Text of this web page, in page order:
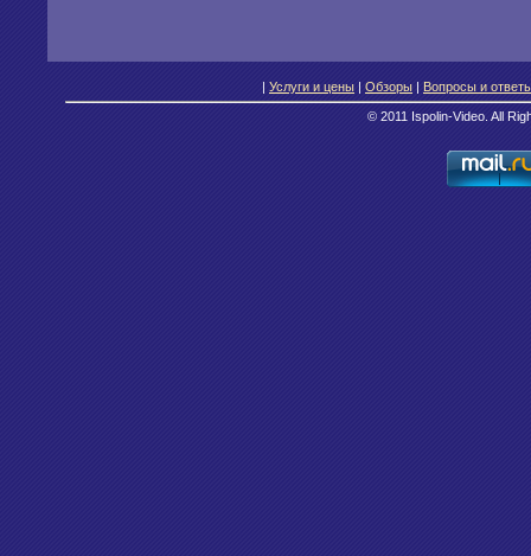
| Услуги и цены | Обзоры | Вопросы и
© 2011 Ispolin-Video. All